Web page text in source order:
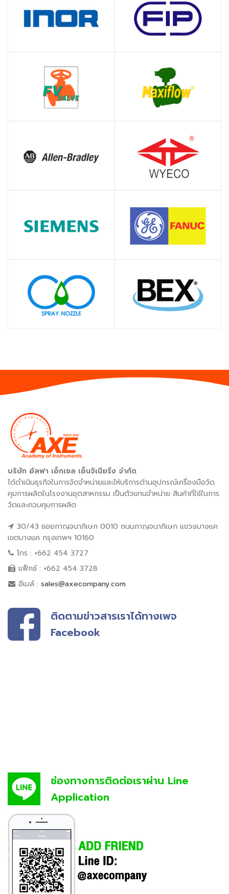
SHOP SHOP
SHOP SHOP
SHOP SHOP
SHOP SHOP
SHOP SHOP
บริษัท อัลฟา เอ็กเซล เอ็นจิเนียริ่ง จำกัด
ได้ดำเนินธุรกิจในการจัดจำหน่ายและให้บริการด้านอุปกรณ์เครื่องมือวัด
คุมการผลิตในโรงงานอุตสาหกรรม เป็นตัวแทนจำหน่าย สินค้าที่ใช้ในการ
วัดและควบคุมการผลิต
30/43 ซอยกาญจนาภิเษก 0010 ถนนกาญจนาภิเษก แขวงบางแค
เขตบางแค กรุงเทพฯ 10160
โทร : +662 454 3727
แฟ็กซ์ : +662 454 3728
อีเมล์ : sales@axecompany.com
ติดตามข่าวสารเราได้ทางเพจ
Facebook
ช่องทางการติดต่อเราผ่าน Line
Application